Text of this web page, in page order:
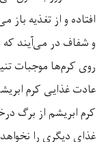
افتاده و از تغذیه
و شفاف در می‌آیند که
روی کرم‌ها موجبات
عادت غذایی کرم
کرم ابریشم از برگ
غذای دیگری را